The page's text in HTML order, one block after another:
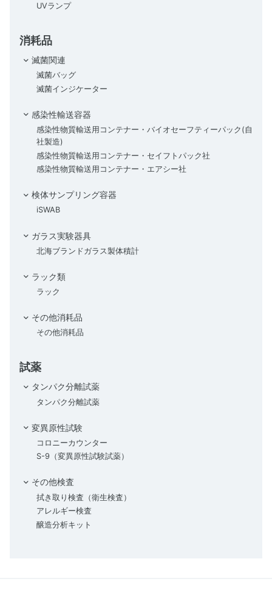
UVランプ
消耗品
滅菌関連
滅菌バッグ
滅菌インジケーター
感染性輸送容器
感染性物質輸送用コンテナー・バイオセーフティーパック(自
社製造)
感染性物質輸送用コンテナー・セイフトパック社
感染性物質輸送用コンテナー・エアシー社
検体サンプリング容器
iSWAB
ガラス実験器具
北海ブランドガラス製体積計
ラック類
ラック
その他消耗品
その他消耗品
試薬
タンパク分離試薬
タンパク分離試薬
変異原性試験
コロニーカウンター
S-9（変異原性試験試薬）
その他検査
拭き取り検査（衛生検査）
アレルギー検査
醸造分析キット